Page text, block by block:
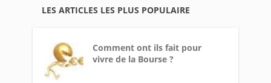
LES ARTICLES LES PLUS POPULAIRE
Comment ont ils fait pour
vivre de la Bourse ?